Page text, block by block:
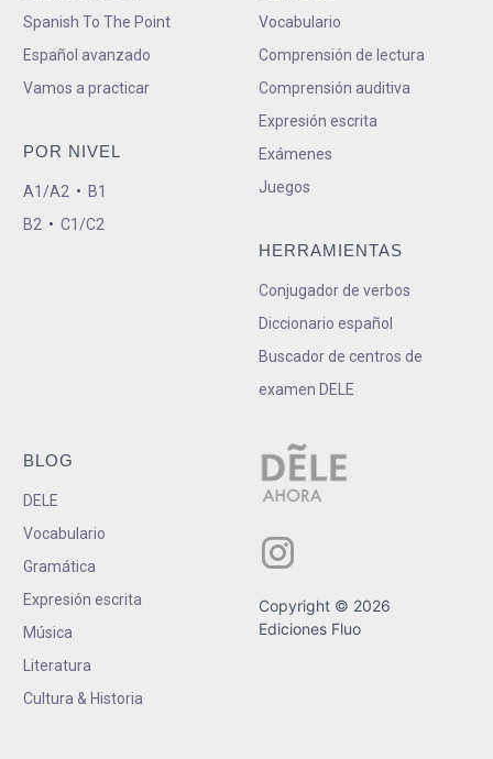
Spanish To The Point
Español avanzado
Vamos a practicar
POR NIVEL
A1/A2 • B1
B2 • C1/C2
Vocabulario
Comprensión de lectura
Comprensión auditiva
Expresión escrita
Exámenes
Juegos
HERRAMIENTAS
Conjugador de verbos
Diccionario español
Buscador de centros de
examen DELE
BLOG
DELE
Vocabulario
Gramática
Expresión escrita
Música
Literatura
Cultura & Historia
Copyright © 2026
Ediciones Fluo